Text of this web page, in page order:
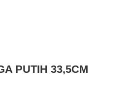
PUTIH 33,5CM